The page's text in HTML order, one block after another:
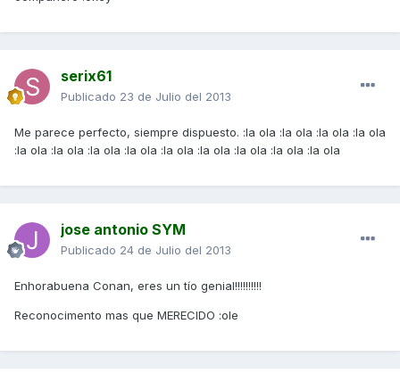
serix61
Publicado 23 de Julio del 2013
Me parece perfecto, siempre dispuesto. :la ola :la ola :la ola :la ola
:la ola :la ola :la ola :la ola :la ola :la ola :la ola :la ola :la ola
jose antonio SYM
Publicado 24 de Julio del 2013
Enhorabuena Conan, eres un tío genial!!!!!!!!!!
Reconocimento mas que MERECIDO :ole